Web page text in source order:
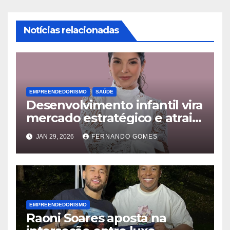
Notícias relacionadas
EMPREENDEDORISMO SAÚDE
Desenvolvimento infantil vira
mercado estratégico e atrai
famílias além das fronteiras
JAN 29, 2026 FERNANDO GOMES
EMPREENDEDORISMO
Raoni Soares aposta na